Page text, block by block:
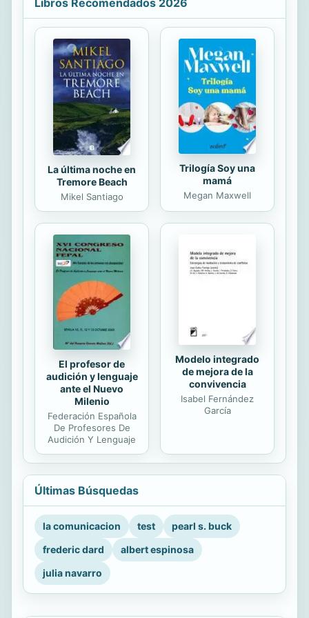
de chaqueta serio y unos
vertiginosos zapatos de tacón,
señales contradictorias que atraen a
Draco, además de dejarlo perplejo y
frustrado al mismo tiempo... Ambos
chocan en los negocios, pero en la
cama, el deseo de Draco por Anna es
capaz de acabar con todas sus
defensas.
La última noche en
Tremore Beach
Mikel Santiago
Trilogía Soy una
mamá
Megan Maxwell
El profesor de
audición y lenguaje
ante el Nuevo
Milenio
Federación Española
De Profesores De
Audición Y Lenguaje
Modelo integrado
de mejora de la
convivencia
Isabel Fernández
García
Últimas Búsquedas
la comunicacion test
pearl s. buck
frederic dard
albert espinosa
julia navarro